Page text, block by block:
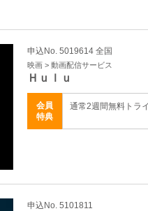
申込No. 5019614 全国
映画 > 動画配信サービス
Ｈｕｌｕ
会員
特典
通常2週間無料トラ
申込No. 5101811